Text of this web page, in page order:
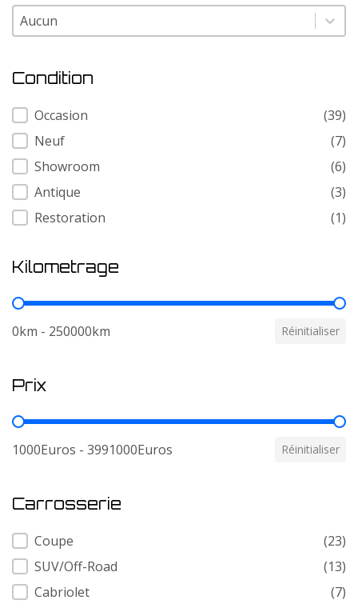
Marque
Marque
Condition
Condition
Occasion
(39)
Neuf
(7)
Showroom
(6)
Antique
(3)
Restoration
(1)
Kilometrage
Kilometrage
0km - 250000km Réinitialiser
Prix
Prix
1000Euros - 3991000Euros Réinitialiser
Carrosserie
Carrosserie
Coupe
(23)
SUV/Off-Road
(13)
Cabriolet
(7)